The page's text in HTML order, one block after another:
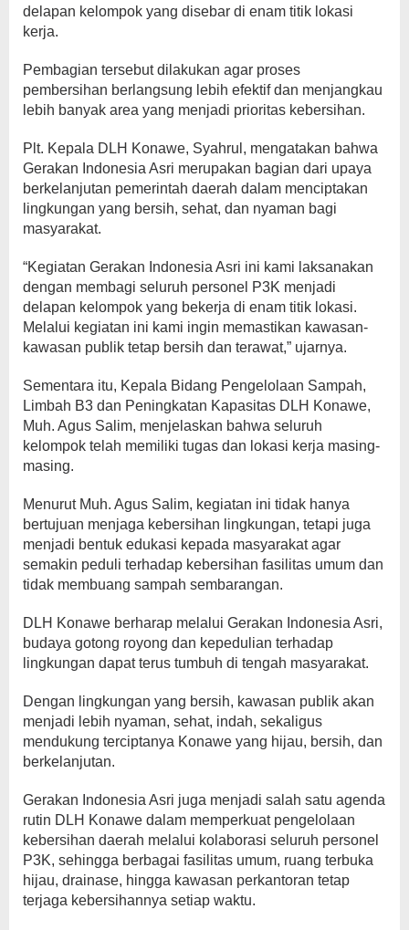
delapan kelompok yang disebar di enam titik lokasi
kerja.
Pembagian tersebut dilakukan agar proses
pembersihan berlangsung lebih efektif dan menjangkau
lebih banyak area yang menjadi prioritas kebersihan.
Plt. Kepala DLH Konawe, Syahrul, mengatakan bahwa
Gerakan Indonesia Asri merupakan bagian dari upaya
berkelanjutan pemerintah daerah dalam menciptakan
lingkungan yang bersih, sehat, dan nyaman bagi
masyarakat.
“Kegiatan Gerakan Indonesia Asri ini kami laksanakan
dengan membagi seluruh personel P3K menjadi
delapan kelompok yang bekerja di enam titik lokasi.
Melalui kegiatan ini kami ingin memastikan kawasan-
kawasan publik tetap bersih dan terawat,” ujarnya.
Sementara itu, Kepala Bidang Pengelolaan Sampah,
Limbah B3 dan Peningkatan Kapasitas DLH Konawe,
Muh. Agus Salim, menjelaskan bahwa seluruh
kelompok telah memiliki tugas dan lokasi kerja masing-
masing.
Menurut Muh. Agus Salim, kegiatan ini tidak hanya
bertujuan menjaga kebersihan lingkungan, tetapi juga
menjadi bentuk edukasi kepada masyarakat agar
semakin peduli terhadap kebersihan fasilitas umum dan
tidak membuang sampah sembarangan.
DLH Konawe berharap melalui Gerakan Indonesia Asri,
budaya gotong royong dan kepedulian terhadap
lingkungan dapat terus tumbuh di tengah masyarakat.
Dengan lingkungan yang bersih, kawasan publik akan
menjadi lebih nyaman, sehat, indah, sekaligus
mendukung terciptanya Konawe yang hijau, bersih, dan
berkelanjutan.
Gerakan Indonesia Asri juga menjadi salah satu agenda
rutin DLH Konawe dalam memperkuat pengelolaan
kebersihan daerah melalui kolaborasi seluruh personel
P3K, sehingga berbagai fasilitas umum, ruang terbuka
hijau, drainase, hingga kawasan perkantoran tetap
terjaga kebersihannya setiap waktu.